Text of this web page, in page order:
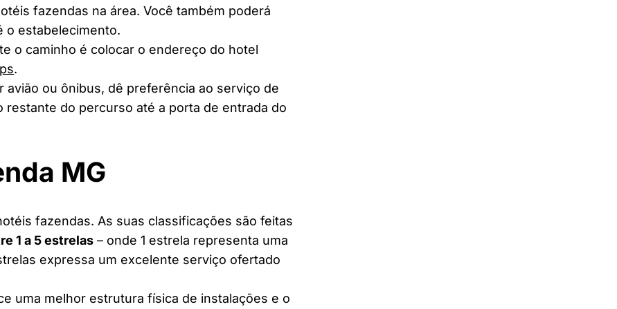
fazendas na área. Você também poderá
o estabelecimento.
o caminho é colocar o endereço do hotel
.
ou ônibus, dê preferência ao serviço de
do percurso até a porta de entrada do
MG
fazendas. As suas classificações são feitas
1 a 5 estrelas – onde 1 estrela representa uma
expressa um excelente serviço ofertado
uma melhor estrutura física de instalações e o